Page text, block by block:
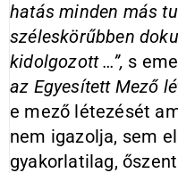
hatás minden más
széleskörűbben
kidolgozott …”, s
az Egyesített Mező
e mező létezését
nem igazolja, sem
gyakorlatilag,